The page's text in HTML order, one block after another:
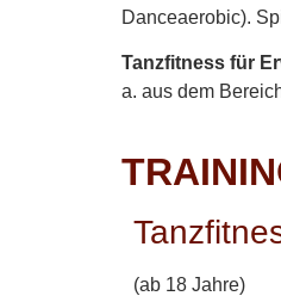
Danceaerobic).
Tanzfitness für
a. aus dem
(ab 18 Jahre)